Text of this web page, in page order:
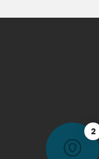
2